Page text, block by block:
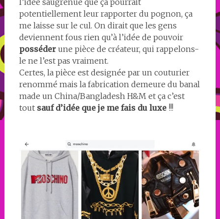
l’idée saugrenue que ça pourrait
potentiellement leur rapporter du pognon, ça
me laisse sur le cul. On dirait que les gens
deviennent fous rien qu’à l’idée de pouvoir
posséderune pièce de créateur, qui rappelons-
le ne l’est pas vraiment.
Certes, la pièce est designée par un couturier
renommé mais la fabrication demeure du banal
made un China/Bangladesh H&M et ça c’est
tout sauf d’idée que je me fais du luxe!!!